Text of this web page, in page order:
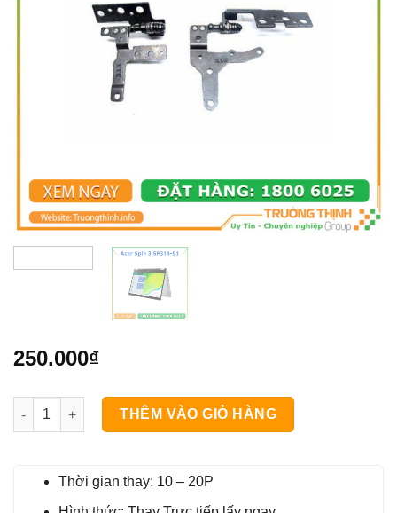
250.000₫
Bản Lề Laptop Acer Spin 3 SP314-51 số lượng
THÊM VÀO GIỎ HÀNG
Thời gian thay: 10 – 20P